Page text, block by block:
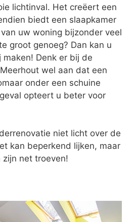
lichtinval. Het creëert een
biedt een slaapkamer
uw woning bijzonder veel
groot genoeg? Dan kan u
Denk er bij de
wel aan dat een
onder een schuine
opteert u beter voor
niet licht over de
kan beperkend lijken, maar
zijn net troeven!